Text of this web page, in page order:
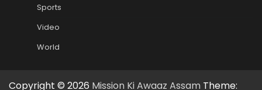
Sports
Video
World
Copyright © 2026 Mission Ki Awaaz Assam Theme: